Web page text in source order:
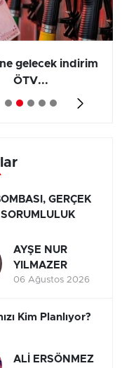
gelecek indirim
ÖTV...
GERÇEK
AYŞE NUR
YILMAZER
06 Ağustos 2026
Kim Planlıyor?
ALİ ERSÖNMEZ